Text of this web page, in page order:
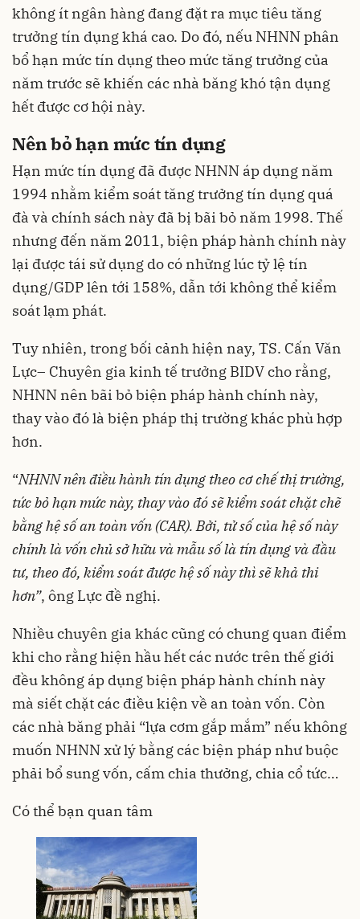
không ít ngân hàng đang đặt ra mục tiêu tăng
trưởng tín dụng khá cao. Do đó, nếu NHNN phân
bổ hạn mức tín dụng theo mức tăng trưởng của
năm trước sẽ khiến các nhà băng khó tận dụng
hết được cơ hội này.
Nên bỏ hạn mức tín dụng
Hạn mức tín dụng đã được NHNN áp dụng năm
1994 nhằm kiểm soát tăng trưởng tín dụng quá
đà và chính sách này đã bị bãi bỏ năm 1998. Thế
nhưng đến năm 2011, biện pháp hành chính này
lại được tái sử dụng do có những lúc tỷ lệ tín
dụng/GDP lên tới 158%, dẫn tới không thể kiểm
soát lạm phát.
Tuy nhiên, trong bối cảnh hiện nay, TS. Cấn Văn
Lực– Chuyên gia kinh tế trưởng BIDV cho rằng,
NHNN nên bãi bỏ biện pháp hành chính này,
thay vào đó là biện pháp thị trường khác phù hợp
hơn.
“NHNN nên điều hành tín dụng theo cơ chế thị trường,
tức bỏ hạn mức này, thay vào đó sẽ kiểm soát chặt chẽ
bằng hệ số an toàn vốn (CAR). Bởi, tử số của hệ số này
chính là vốn chủ sở hữu và mẫu số là tín dụng và đầu
tư, theo đó, kiểm soát được hệ số này thì sẽ khả thi
hơn”, ông Lực đề nghị.
Nhiều chuyên gia khác cũng có chung quan điểm
khi cho rằng hiện hầu hết các nước trên thế giới
đều không áp dụng biện pháp hành chính này
mà siết chặt các điều kiện về an toàn vốn. Còn
các nhà băng phải “lựa cơm gắp mắm” nếu không
muốn NHNN xử lý bằng các biện pháp như buộc
phải bổ sung vốn, cấm chia thưởng, chia cổ tức…
Có thể bạn quan tâm